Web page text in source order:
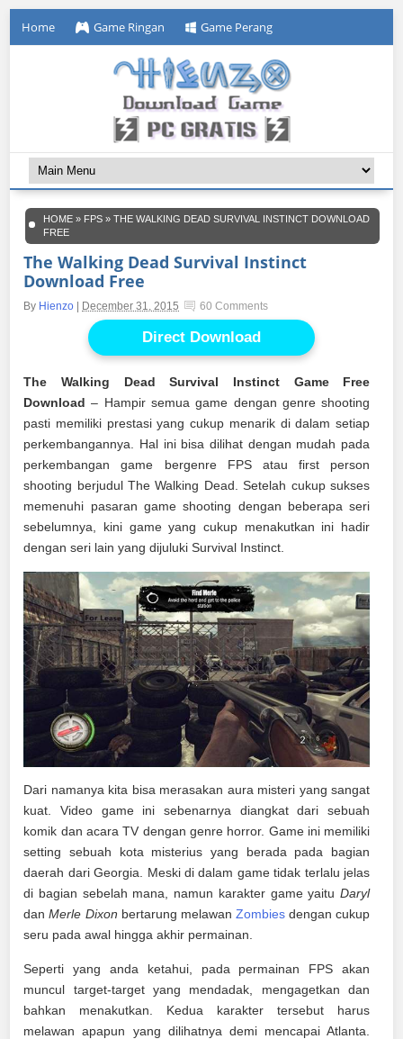
Home Game Ringan Game Perang
HOME » FPS »THE WALKING DEAD SURVIVAL INSTINCT DOWNLOAD
FREE
The Walking Dead Survival Instinct
Download Free
By Hienzo December 31, 2015 60 Comments
Direct Download
The Walking Dead Survival Instinct Game Free
Download – Hampir semua game dengan genre shooting
pasti memiliki prestasi yang cukup menarik di dalam setiap
perkembangannya. Hal ini bisa dilihat dengan mudah pada
perkembangan game bergenre FPS atau first person
shooting berjudul The Walking Dead. Setelah cukup sukses
memenuhi pasaran game shooting dengan beberapa seri
sebelumnya, kini game yang cukup menakutkan ini hadir
dengan seri lain yang dijuluki Survival Instinct.
Dari namanya kita bisa merasakan aura misteri yang sangat
kuat. Video game ini sebenarnya diangkat dari sebuah
komik dan acara TV dengan genre horror. Game ini memiliki
setting sebuah kota misterius yang berada pada bagian
daerah dari Georgia. Meski di dalam game tidak terlalu jelas
di bagian sebelah mana, namun karakter game yaituDaryl
danMerle Dixon bertarung melawan Zombiesdengan cukup
seru pada awal hingga akhir permainan.
Seperti yang anda ketahui, pada permainan FPS akan
muncul target-target yang mendadak, mengagetkan dan
bahkan menakutkan. Kedua karakter tersebut harus
melawan apapun yang dilihatnya demi mencapai Atlanta.